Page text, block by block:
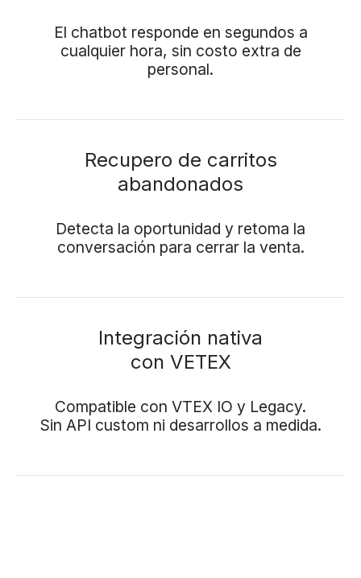
El chatbot responde en segundos a
cualquier hora, sin costo extra de
personal.
Recupero de carritos
abandonados
Detecta la oportunidad y retoma la
conversación para cerrar la venta.
Integración nativa
con VETEX
Compatible con VTEX IO y Legacy.
Sin API custom ni desarrollos a medida.